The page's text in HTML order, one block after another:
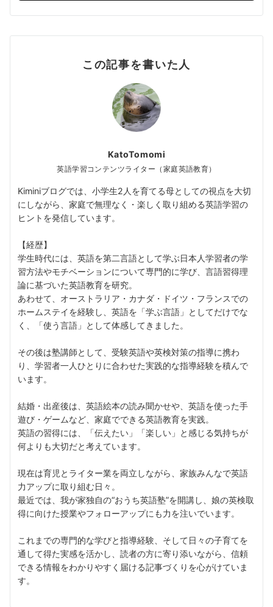
この記事を書いた人
KatoTomomi
英語学習コンテンツライター（家庭英語教育）
Kiminiブログでは、小学生2人を育てる母としての視点を大切
にしながら、家庭で無理なく・楽しく取り組める英語学習の
ヒントを発信しています。
【経歴】
学生時代には、英語を第二言語として学ぶ日本人学習者の学
習方法やモチベーションについて専門的に学び、言語習得理
論に基づいた英語教育を研究。
あわせて、オーストラリア・カナダ・ドイツ・フランスでの
ホームステイを経験し、英語を「学ぶ言語」としてだけでな
く、「使う言語」として体感してきました。
その後は塾講師として、受験英語や英検対策の指導に携わ
り、学習者一人ひとりに合わせた実践的な指導経験を積んで
います。
結婚・出産後は、英語絵本の読み聞かせや、英語を使った手
遊び・ゲームなど、家庭でできる英語教育を実践。
英語の習得には、「伝えたい」「楽しい」と感じる気持ちが
何よりも大切だと考えています。
現在は育児とライター業を両立しながら、家族みんなで英語
力アップに取り組む日々。
最近では、我が家独自の“おうち英語塾”を開講し、娘の英検取
得に向けた授業やフォローアップにも力を注いでいます。
これまでの専門的な学びと指導経験、そして日々の子育てを
通して得た実感を活かし、読者の方に寄り添いながら、信頼
できる情報をわかりやすく届ける記事づくりを心がけていま
す。